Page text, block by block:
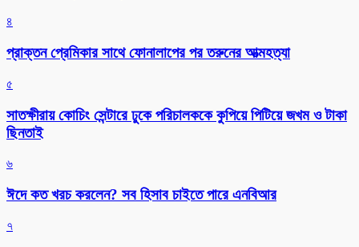
৪
প্রাক্তন প্রেমিকার সাথে ফোনালাপের পর তরুনের আত্মহত্যা
৫
সাতক্ষীরায় কোচিং সেন্টারে ঢুকে পরিচালককে কুপিয়ে পিটিয়ে জখম ও টাকা
ছিনতাই
৬
ঈদে কত খরচ করলেন? সব হিসাব চাইতে পারে এনবিআর
৭